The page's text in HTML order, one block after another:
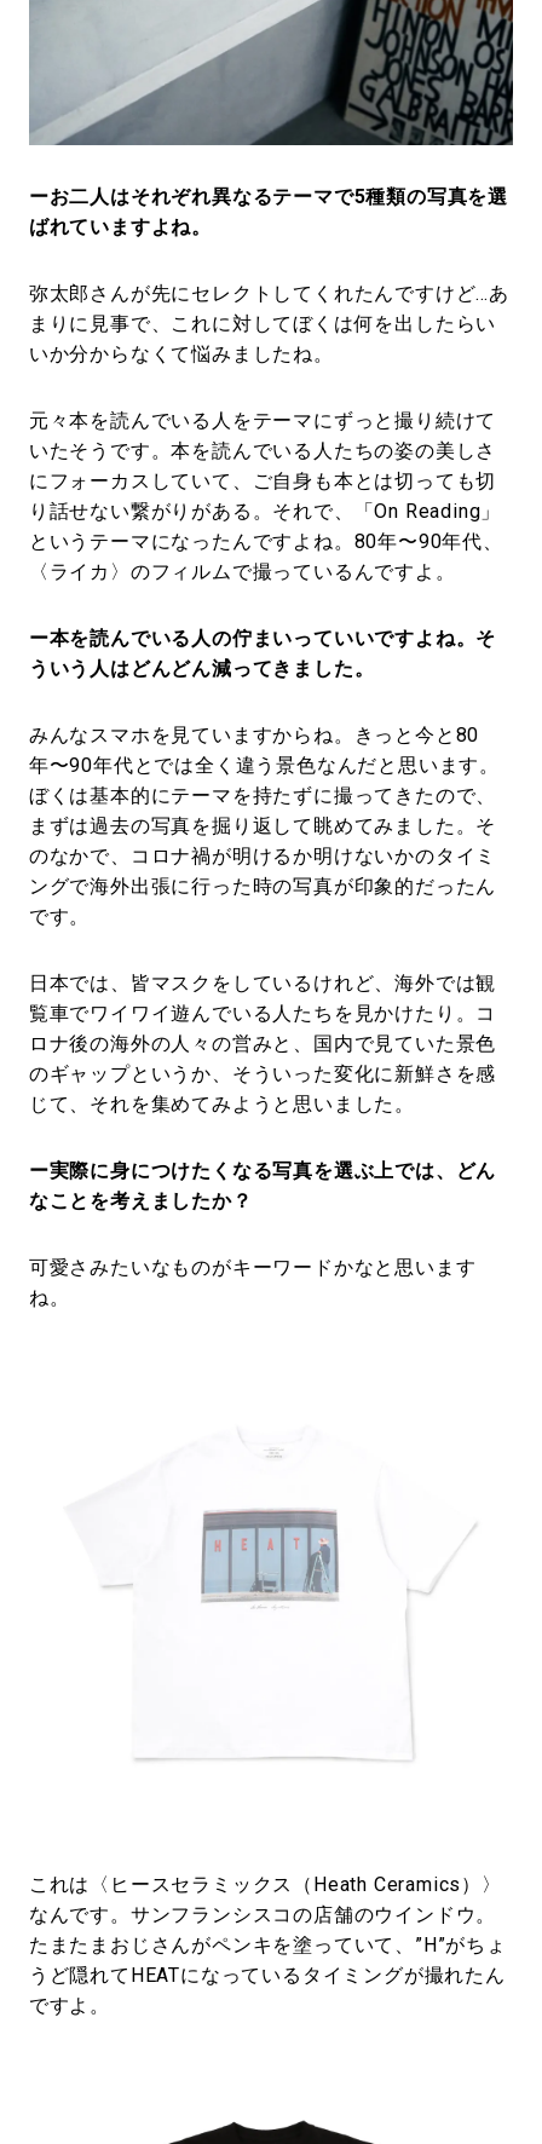
ーお二人はそれぞれ異なるテーマで5種類の写真を選
ばれていますよね。
弥太郎さんが先にセレクトしてくれたんですけど…あ
まりに見事で、これに対してぼくは何を出したらい
いか分からなくて悩みましたね。
元々本を読んでいる人をテーマにずっと撮り続けて
いたそうです。本を読んでいる人たちの姿の美しさ
にフォーカスしていて、ご自身も本とは切っても切
り話せない繋がりがある。それで、「On Reading」
というテーマになったんですよね。80年〜90年代、
〈ライカ〉のフィルムで撮っているんですよ。
ー本を読んでいる人の佇まいっていいですよね。そ
ういう人はどんどん減ってきました。
みんなスマホを見ていますからね。きっと今と80
年〜90年代とでは全く違う景色なんだと思います。
ぼくは基本的にテーマを持たずに撮ってきたので、
まずは過去の写真を掘り返して眺めてみました。そ
のなかで、コロナ禍が明けるか明けないかのタイミ
ングで海外出張に行った時の写真が印象的だったん
です。
日本では、皆マスクをしているけれど、海外では観
覧車でワイワイ遊んでいる人たちを見かけたり。コ
ロナ後の海外の人々の営みと、国内で見ていた景色
のギャップというか、そういった変化に新鮮さを感
じて、それを集めてみようと思いました。
ー実際に身につけたくなる写真を選ぶ上では、どん
なことを考えましたか？
可愛さみたいなものがキーワードかなと思います
ね。
これは〈ヒースセラミックス（Heath Ceramics）〉
なんです。サンフランシスコの店舗のウインドウ。
たまたまおじさんがペンキを塗っていて、”H”がちょ
うど隠れてHEATになっているタイミングが撮れたん
ですよ。